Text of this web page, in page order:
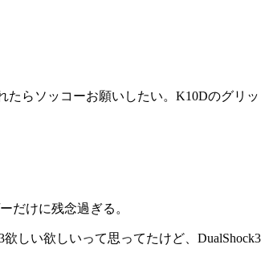
らソッコーお願いしたい。K10Dのグリッ
だけに残念過ぎる。
しい欲しいって思ってたけど、DualShock3